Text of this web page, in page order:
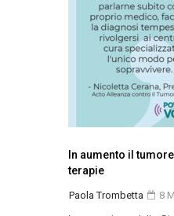
In aumento il
terapie
Paola Trombetta 8